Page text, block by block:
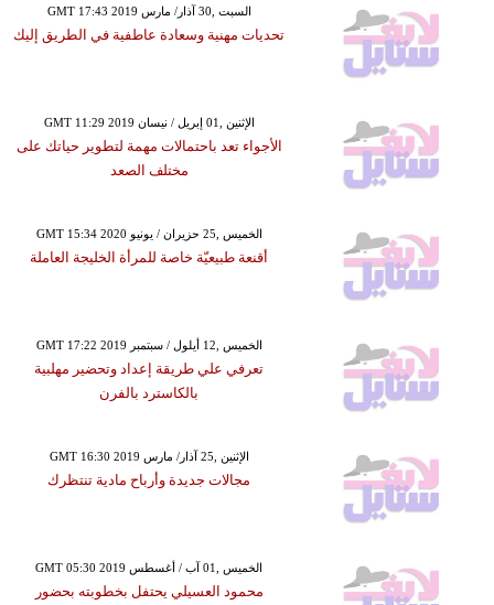
GMT 17:43 2019 السبت ,30 آذار/ مارس
تحديات مهنية وسعادة عاطفية في الطريق إليك
GMT 11:29 2019 الإثنين ,01 إبريل / نيسان
الأجواء تعد باحتمالات مهمة لتطوير حياتك على
مختلف الصعد
GMT 15:34 2020 الخميس ,25 حزيران / يونيو
أقنعة طبيعيّة خاصة للمرأة الخليجة العاملة
GMT 17:22 2019 الخميس ,12 أيلول / سبتمبر
تعرفي علي طريقة إعداد وتحضير مهلبية
بالكاسترد بالفرن
GMT 16:30 2019 الإثنين ,25 آذار/ مارس
مجالات جديدة وأرباح مادية تنتظرك
GMT 05:30 2019 الخميس ,01 آب / أغسطس
محمود العسيلي يحتفل بخطوبته بحضور